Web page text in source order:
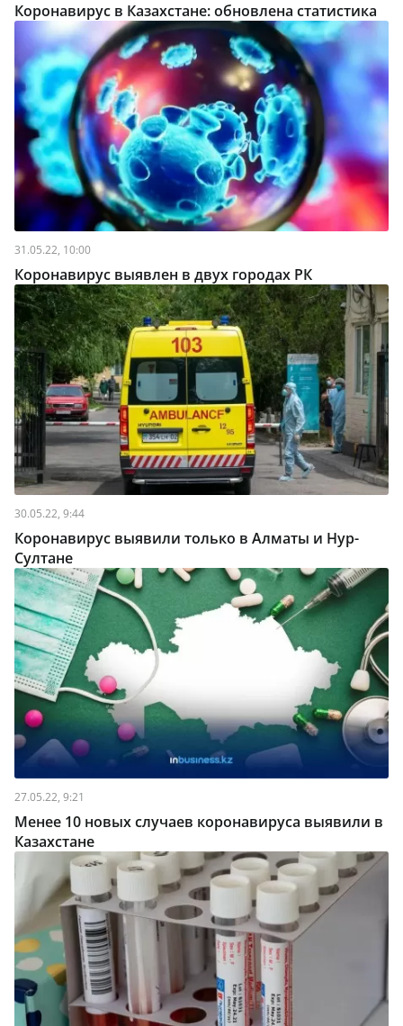
Коронавирус в Казахстане: обновлена статистика
31.05.22, 10:00
Коронавирус выявлен в двух городах РК
30.05.22, 9:44
Коронавирус выявили только в Алматы и Нур-
Султане
27.05.22, 9:21
Менее 10 новых случаев коронавируса выявили в
Казахстане